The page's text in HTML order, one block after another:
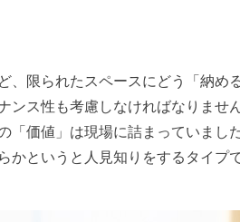
限られたスペースにどう「納
ス性も考慮しなければなりま
価値」は現場に詰まっていま
というと人見知りをするタイ